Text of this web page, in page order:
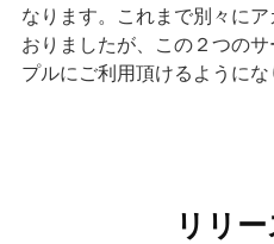
なります。これまで別々に
おりましたが、この２つの
プルにご利用頂けるようにな
リリ